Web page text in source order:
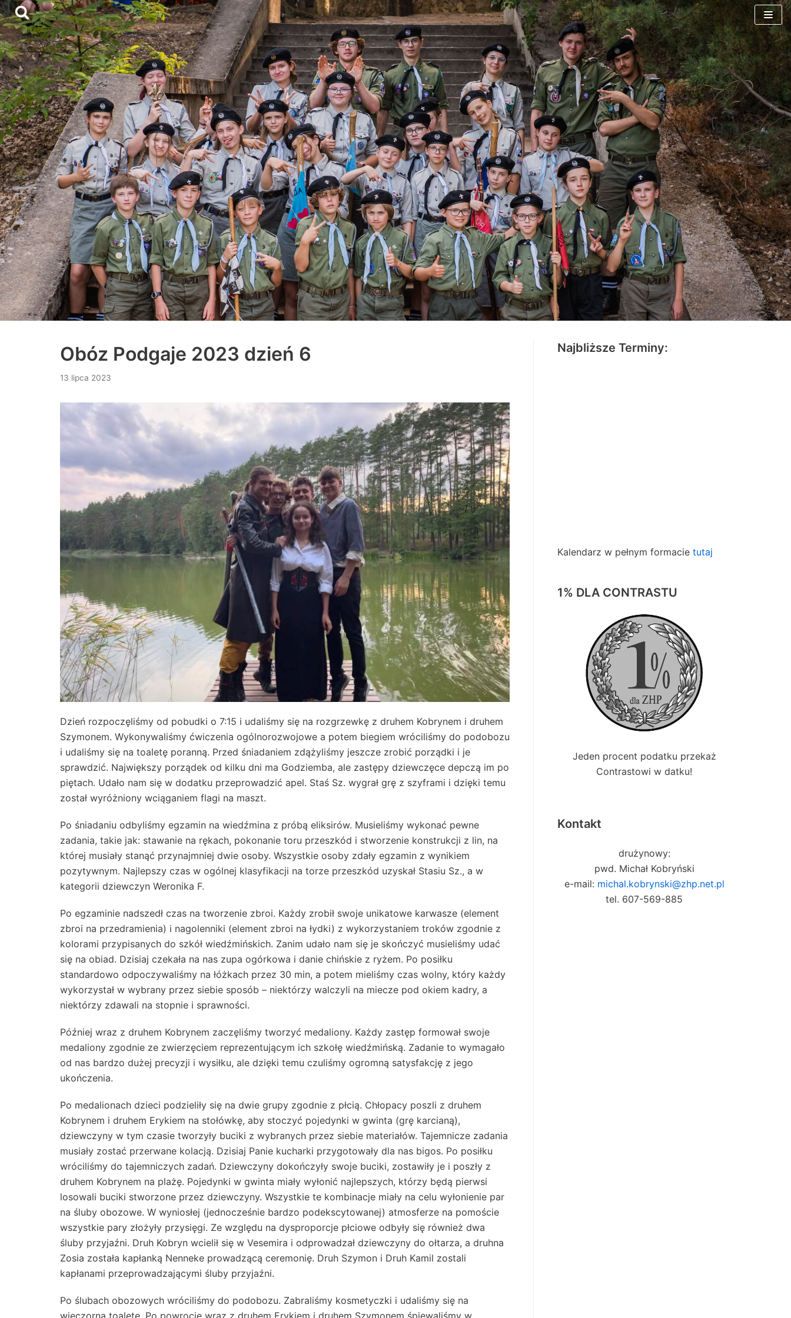
Skocz
do
treści
Obóz Podgaje 2023 dzień 6
13 lipca 2023
Dzień rozpoczęliśmy od pobudki o 7:15 i udaliśmy się na rozgrzewkę z druhem Kobrynem i druhem
Szymonem. Wykonywaliśmy ćwiczenia ogólnorozwojowe a potem biegiem wróciliśmy do podobozu
i udaliśmy się na toaletę poranną. Przed śniadaniem zdążyliśmy jeszcze zrobić porządki i je
sprawdzić. Największy porządek od kilku dni ma Godziemba, ale zastępy dziewczęce depczą im po
piętach. Udało nam się w dodatku przeprowadzić apel. Staś Sz. wygrał grę z szyframi i dzięki temu
został wyróżniony wciąganiem flagi na maszt.
Po śniadaniu odbyliśmy egzamin na wiedźmina z próbą eliksirów. Musieliśmy wykonać pewne
zadania, takie jak: stawanie na rękach, pokonanie toru przeszkód i stworzenie konstrukcji z lin, na
której musiały stanąć przynajmniej dwie osoby. Wszystkie osoby zdały egzamin z wynikiem
pozytywnym. Najlepszy czas w ogólnej klasyfikacji na torze przeszkód uzyskał Stasiu Sz., a w
kategorii dziewczyn Weronika F.
Po egzaminie nadszedł czas na tworzenie zbroi. Każdy zrobił swoje unikatowe karwasze (element
zbroi na przedramienia) i nagolenniki (element zbroi na łydki) z wykorzystaniem troków zgodnie z
kolorami przypisanych do szkół wiedźmińskich. Zanim udało nam się je skończyć musieliśmy udać
się na obiad. Dzisiaj czekała na nas zupa ogórkowa i danie chińskie z ryżem. Po posiłku
standardowo odpoczywaliśmy na łóżkach przez 30 min, a potem mieliśmy czas wolny, który każdy
wykorzystał w wybrany przez siebie sposób – niektórzy walczyli na miecze pod okiem kadry, a
niektórzy zdawali na stopnie i sprawności.
Później wraz z druhem Kobrynem zaczęliśmy tworzyć medaliony. Każdy zastęp formował swoje
medaliony zgodnie ze zwierzęciem reprezentującym ich szkołę wiedźmińską. Zadanie to wymagało
od nas bardzo dużej precyzji i wysiłku, ale dzięki temu czuliśmy ogromną satysfakcję z jego
ukończenia.
Po medalionach dzieci podzieliły się na dwie grupy zgodnie z płcią. Chłopacy poszli z druhem
Kobrynem i druhem Erykiem na stołówkę, aby stoczyć pojedynki w gwinta (grę karcianą),
dziewczyny w tym czasie tworzyły buciki z wybranych przez siebie materiałów. Tajemnicze zadania
musiały zostać przerwane kolacją. Dzisiaj Panie kucharki przygotowały dla nas bigos. Po posiłku
wróciliśmy do tajemniczych zadań. Dziewczyny dokończyły swoje buciki, zostawiły je i poszły z
druhem Kobrynem na plażę. Pojedynki w gwinta miały wyłonić najlepszych, którzy będą pierwsi
losowali buciki stworzone przez dziewczyny. Wszystkie te kombinacje miały na celu wyłonienie par
na śluby obozowe. W wyniosłej (jednocześnie bardzo podekscytowanej) atmosferze na pomoście
wszystkie pary złożyły przysięgi. Ze względu na dysproporcje płciowe odbyły się również dwa
śluby przyjaźni. Druh Kobryn wcielił się w Vesemira i odprowadzał dziewczyny do ołtarza, a druhna
Zosia została kapłanką Nenneke prowadzącą ceremonię. Druh Szymon i Druh Kamil zostali
kapłanami przeprowadzającymi śluby przyjaźni.
Po ślubach obozowych wróciliśmy do podobozu. Zabraliśmy kosmetyczki i udaliśmy się na
Najbliższe Terminy:
Kalendarz w pełnym formacie tutaj
1% DLA CONTRASTU
Jeden procent podatku przekaż
Contrastowi w datku!
Kontakt
drużynowy:
pwd. Michał Kobryński
e-mail: michal.kobrynski@zhp.net.pl
tel. 607-569-885